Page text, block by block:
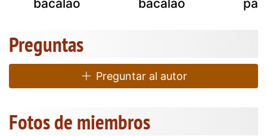
bacalao
bacalao
Preguntas
Preguntar al autor
Fotos de miembros